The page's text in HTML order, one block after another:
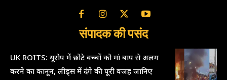
संपादक की पसंद
UK ROITS: यूरोप में छोटे बच्चों को मां बाप से अलग
करने का कानून, लीड्स में दंगे की पूरी वजह जानिए